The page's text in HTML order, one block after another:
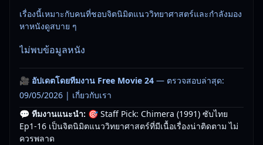
เรื่องนี้เหมาะกับคนที่ชอบจิตนิมิตแนววิทยาศาสตร์และกำลังมอง
หาหนังดูสบาย ๆ
ไม่พบข้อมูลหนัง
🎥 อัปเดตโดยทีมงาน Free Movie 24 — ตรวจสอบล่าสุด:
09/05/2026 | เกี่ยวกับเรา
💬 ทีมงานแนะนำ: 🎯 Staff Pick: Chimera (1991) ซับไทย
Ep1-16 เป็นจิตนิมิตแนววิทยาศาสตร์ที่มีเนื้อเรื่องน่าติดตาม ไม่
ควรพลาด